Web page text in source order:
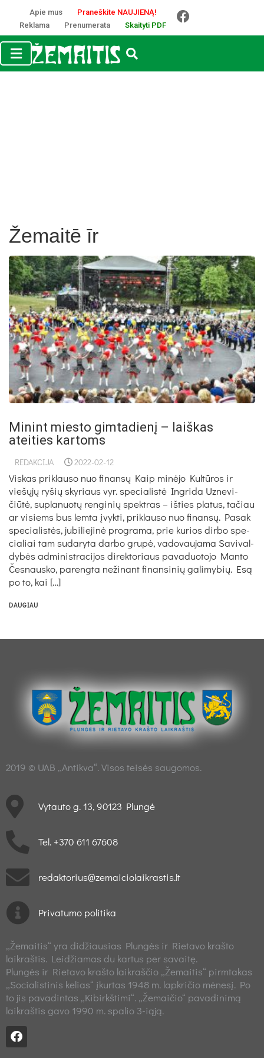
Apie mus
Praneškite NAUJIENĄ!
Reklama
Prenumerata Skaityti PDF
Žemaitē īr
Minint miesto gimtadienį – laiškas
ateities kartoms
REDAKCIJA 2022-02-12
Vis­kas pri­klau­so nuo fi­nansų Kaip minė­jo Kultū­ros ir
viešųjų ry­šių sky­riaus vyr. spe­cia­listė Ing­ri­da Uz­ne­vi­
čiūtė, su­pla­nuotų ren­gi­nių spekt­ras – iš­ties pla­tus, ta­čiau
ar vi­siems bus lem­ta įvyk­ti, pri­klau­so nuo fi­nansų. Pa­sak
spe­cia­listės, ju­bi­lie­jinė pro­gra­ma, prie ku­rios dir­bo spe­
cia­liai tam su­da­ry­ta dar­bo grupė, va­do­vau­ja­ma Sa­vi­val­
dybės ad­mi­nist­ra­ci­jos di­rek­to­riaus pa­va­duo­to­jo Man­to
Čes­naus­ko, pa­reng­ta ne­ži­nant fi­nan­si­nių ga­li­my­bių. Esą
po to, kai […]
DAUGIAU
2019 © UAB „Antikva“. Visos teisės saugomos.
Vytauto g. 13, 90123 Plungė
Tel. +370 611 67608
redaktorius@zemaiciolaikrastis.lt
Privatumo politika
„Žemaitis“ yra didžiausias Plungės ir Rietavo krašto
laikraštis. Leidžiamas du kartus per savaitę.
Plungės ir Rietavo krašto laikraščio „Žemaitis“ pirmtakas
„Socialistinis kelias“ įkurtas 1948 m. lapkričio mėnesį. Po
to jis pavadintas „Kibirkštimi“. „Žemaičio“ pavadinimą
laikraštis gavo 1990 m. spalio 3-iąją.